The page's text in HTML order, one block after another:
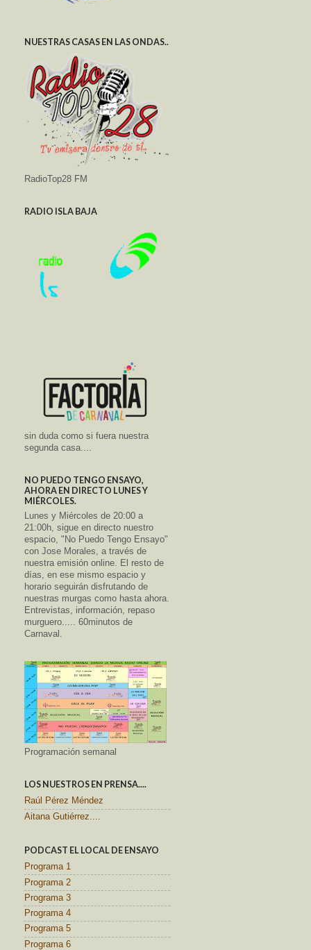
NUESTRAS CASAS EN LAS ONDAS..
RadioTop28 FM
RADIO ISLA BAJA
sin duda como si fuera nuestra
segunda casa....
NO PUEDO TENGO ENSAYO,
AHORA EN DIRECTO LUNES Y
MIÉRCOLES.
Lunes y Miércoles de 20:00 a
21:00h, sigue en directo nuestro
espacio, "No Puedo Tengo Ensayo"
con Jose Morales, a través de
nuestra emisión online. El resto de
días, en ese mismo espacio y
horario seguirán disfrutando de
nuestras murgas como hasta ahora.
Entrevistas, información, repaso
murguero..... 60minutos de
Carnaval.
Programación semanal
LOS NUESTROS EN PRENSA....
Raúl Pérez Méndez
Aitana Gutiérrez....
PODCAST EL LOCAL DE ENSAYO
Programa 1
Programa 2
Programa 3
Programa 4
Programa 5
Programa 6